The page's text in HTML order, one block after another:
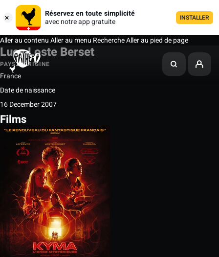
Réservez en toute simplicité
avec notre app gratuite
INSTALLER
Aller au contenuAller au menu RechercheAller au pied de page
Lucy Loste Berset
PAYS D'ORIGINE
France
Date de naissance
16 December 2007
Films